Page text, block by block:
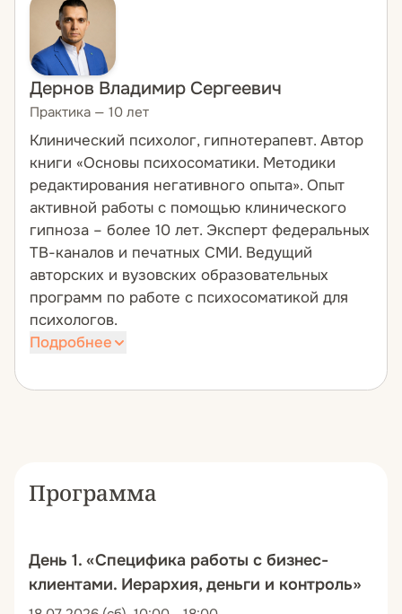
Дернов Владимир Сергеевич
Практика — 10 лет
Клинический психолог, гипнотерапевт. Автор
книги «Основы психосоматики. Методики
редактирования негативного опыта». Опыт
активной работы с помощью клинического
гипноза – более 10 лет. Эксперт федеральных
ТВ-каналов и печатных СМИ. Ведущий
авторских и вузовских образовательных
программ по работе с психосоматикой для
психологов.
Подробнее
методы в бизнес-среде, включая опыт
сотрудничества с компаниями «Инвольта»
Психолог-консультант профессиональных
спортивных команд. Ведёт авторские
Программа
День 1. «Специфика работы с бизнес-
клиентами. Иерархия, деньги и контроль»